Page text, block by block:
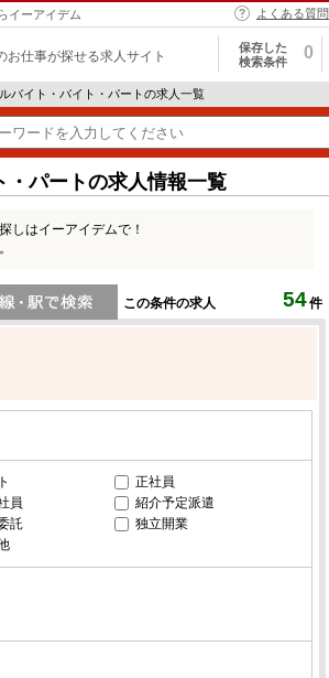
イーアイデム よくある質問
お仕事が探せる求人サイト
保存した
検索条件
0
バイト・バイト・パートの求人一覧
・パートの求人情報一覧
しはイーアイデムで！
この条件の求人 54件
正社員
員
紹介予定派遣
託
独立開業